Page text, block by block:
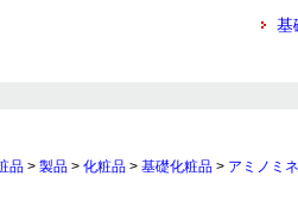
基
品 > 製品 > 化粧品 > 基礎化粧品 > アミノミ